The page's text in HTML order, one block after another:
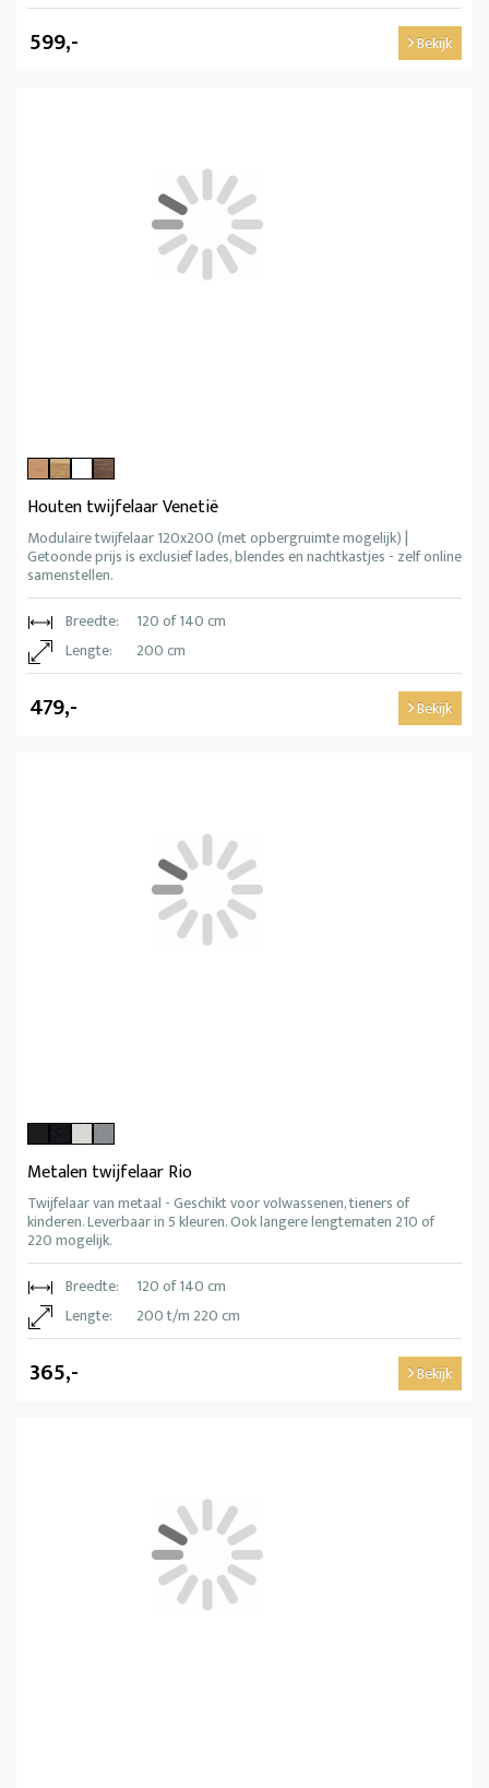
599,- Bekijk
Houten twijfelaar Venetië
Modulaire twijfelaar 120x200 (met opbergruimte mogelijk) |
Getoonde prijs is exclusief lades, blendes en nachtkastjes - zelf online
samenstellen.
Breedte:
120 of 140 cm
Lengte:
200 cm
479,- Bekijk
Metalen twijfelaar Rio
Twijfelaar van metaal - Geschikt voor volwassenen, tieners of
kinderen. Leverbaar in 5 kleuren. Ook langere lengtematen 210 of
220 mogelijk.
Breedte:
120 of 140 cm
Lengte:
200 t/m 220 cm
365,- Bekijk